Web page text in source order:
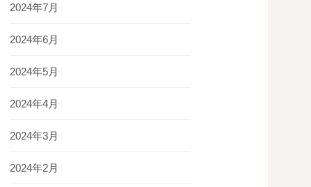
2024年7月
2024年6月
2024年5月
2024年4月
2024年3月
2024年2月